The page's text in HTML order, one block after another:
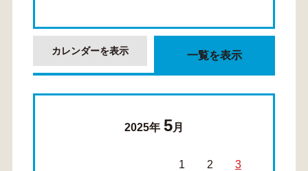
カレンダーを表示 一覧を表示
2025年 5月
1 2 3